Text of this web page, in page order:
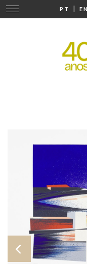
PT | EN
Cambiar
navegación